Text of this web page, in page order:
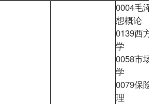
0004毛泽
想概论
0139西方
学
0058市场
学
0079保险
理